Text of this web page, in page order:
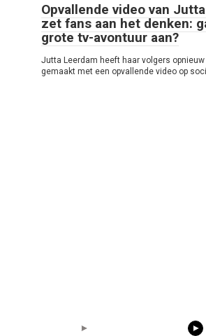
Opvallende video van
zet fans aan het denken:
grote tv-avontuur aan?
Jutta Leerdam heeft haar volgers
gemaakt met een opvallende video op